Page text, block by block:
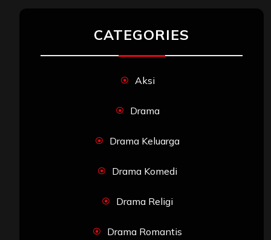
CATEGORIES
Aksi
Drama
Drama Keluarga
Drama Komedi
Drama Religi
Drama Romantis